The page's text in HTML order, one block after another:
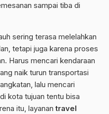
sampai tiba di
sering terasa melelahkan
tetapi juga karena proses
Harus mencari kendaraan
naik turun transportasi
lalu mencari
kota tujuan tentu bisa
itu, layanantravel